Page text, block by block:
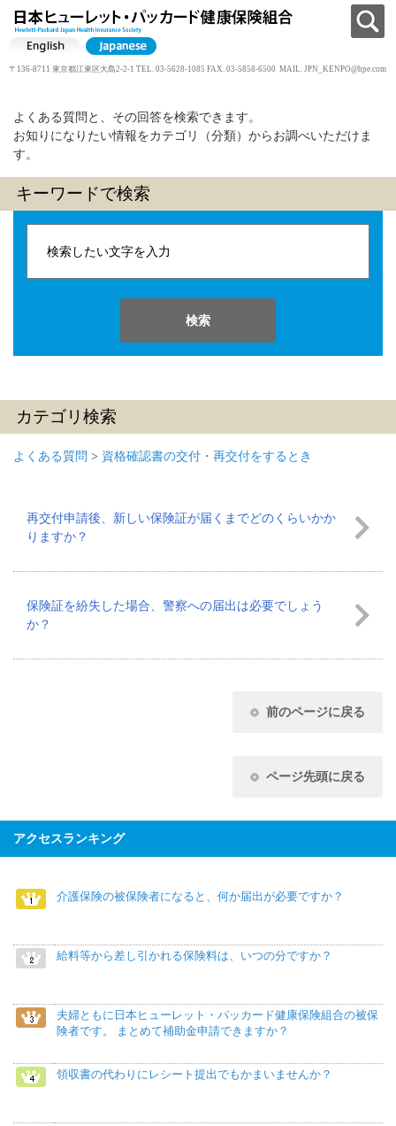
〒136-8711 東京都江東区大島2-2-1 TEL. 03-5628-1085 FAX. 03-5858-6500 MAIL. JPN_KENPO@hpe.com
よくある質問と、その回答を検索できます。
お知りになりたい情報をカテゴリ（分類）からお調べいただけま
す。
キーワードで検索
検索
カテゴリ検索
よくある質問 > 資格確認書の交付・再交付をするとき
再交付申請後、新しい保険証が届くまでどのくらいかか
りますか？
保険証を紛失した場合、警察への届出は必要でしょう
か？
前のページに戻る
ページ先頭に戻る
アクセスランキング
介護保険の被保険者になると、何か届出が必要ですか？
給料等から差し引かれる保険料は、いつの分ですか？
夫婦ともに日本ヒューレット・パッカード健康保険組合の被保
険者です。 まとめて補助金申請できますか？
領収書の代わりにレシート提出でもかまいませんか？